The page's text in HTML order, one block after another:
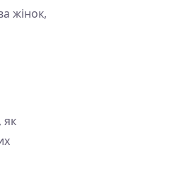
жінок,
як